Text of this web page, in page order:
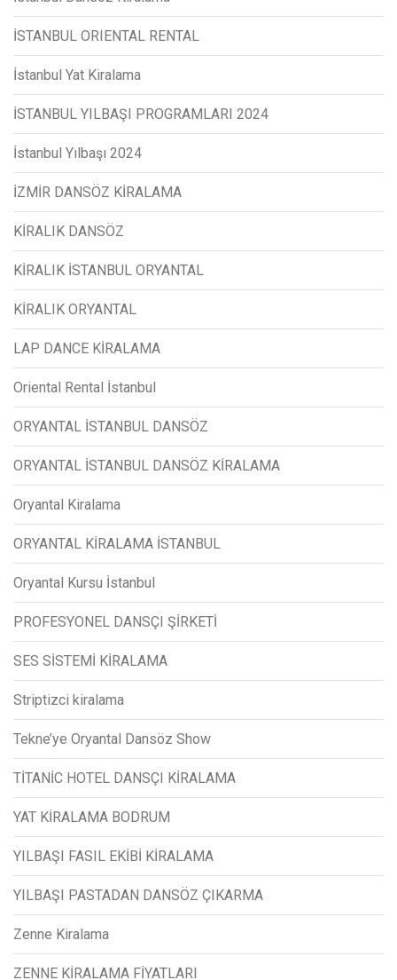
İSTANBUL ORIENTAL RENTAL
İstanbul Yat Kiralama
İSTANBUL YILBAŞI PROGRAMLARI 2024
İstanbul Yılbaşı 2024
İZMİR DANSÖZ KİRALAMA
KİRALIK DANSÖZ
KİRALIK İSTANBUL ORYANTAL
KİRALIK ORYANTAL
LAP DANCE KİRALAMA
Oriental Rental İstanbul
ORYANTAL İSTANBUL DANSÖZ
ORYANTAL İSTANBUL DANSÖZ KİRALAMA
Oryantal Kiralama
ORYANTAL KİRALAMA İSTANBUL
Oryantal Kursu İstanbul
PROFESYONEL DANSÇI ŞİRKETİ
SES SİSTEMİ KİRALAMA
Striptizci kiralama
Tekne’ye Oryantal Dansöz Show
TİTANİC HOTEL DANSÇI KİRALAMA
YAT KİRALAMA BODRUM
YILBAŞI FASIL EKİBİ KİRALAMA
YILBAŞI PASTADAN DANSÖZ ÇIKARMA
Zenne Kiralama
ZENNE KİRALAMA FİYATLARI